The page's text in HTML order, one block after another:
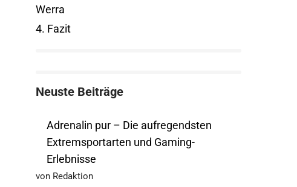
Werra
4. Fazit
Neuste Beiträge
Adrenalin pur – Die aufregendsten
Extremsportarten und Gaming-
Erlebnisse
von Redaktion